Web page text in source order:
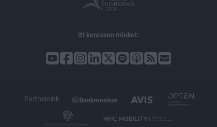
Itt keressen minket:
Partnereink